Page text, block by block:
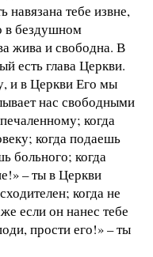
навязана тебе извне,
в бездушном
жива и свободна. В
есть глава Церкви.
и в Церкви Его мы
нас свободными
когда
когда подаешь
больного; когда
– ты в Церкви
когда не
если он нанес тебе
прости его!» – ты